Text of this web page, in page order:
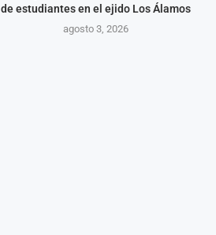
de estudiantes en el ejido Los Álamos
agosto 3, 2026